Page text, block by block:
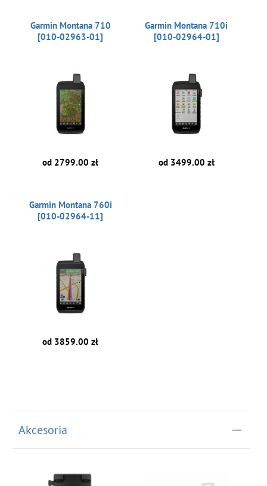
Garmin Montana 710
[010-02963-01]
od 2799.00 zł
Garmin Montana 710i
[010-02964-01]
od 3499.00 zł
Garmin Montana 760i
[010-02964-11]
od 3859.00 zł
Akcesoria